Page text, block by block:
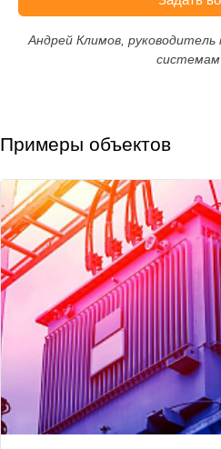
Андрей Климов,
системам
Примеры объектов